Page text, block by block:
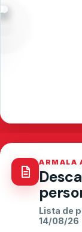
ARMALA
Lista de
14/08/26